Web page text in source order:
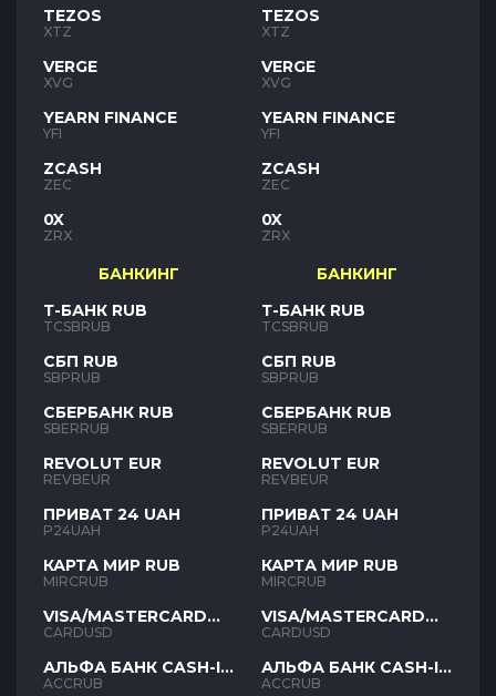
TEZOS
XTZ
VERGE
XVG
YEARN FINANCE
YFI
ZCASH
ZEC
0X
ZRX
БАНКИНГ
Т-БАНК RUB
TCSBRUB
СБП RUB
SBPRUB
СБЕРБАНК RUB
SBERRUB
REVOLUT EUR
REVBEUR
ПРИВАТ 24 UAH
P24UAH
КАРТА МИР RUB
MIRCRUB
VISA/MASTERCARD
USD
CARDUSD
АЛЬФА БАНК CASH-IN
RUB
ACCRUB
TEZOS
XTZ
VERGE
XVG
YEARN FINANCE
YFI
ZCASH
ZEC
0X
ZRX
БАНКИНГ
Т-БАНК RUB
TCSBRUB
СБП RUB
SBPRUB
СБЕРБАНК RUB
SBERRUB
REVOLUT EUR
REVBEUR
ПРИВАТ 24 UAH
P24UAH
КАРТА МИР RUB
MIRCRUB
VISA/MASTERCARD
USD
CARDUSD
АЛЬФА БАНК CASH-IN
RUB
ACCRUB